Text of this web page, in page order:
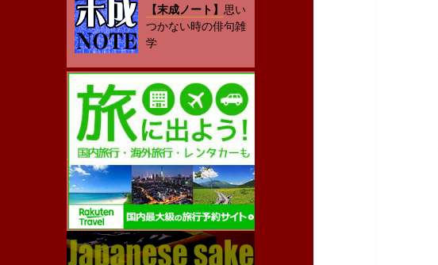
【末成ノート】 思い
つかない時の俳句雑
学